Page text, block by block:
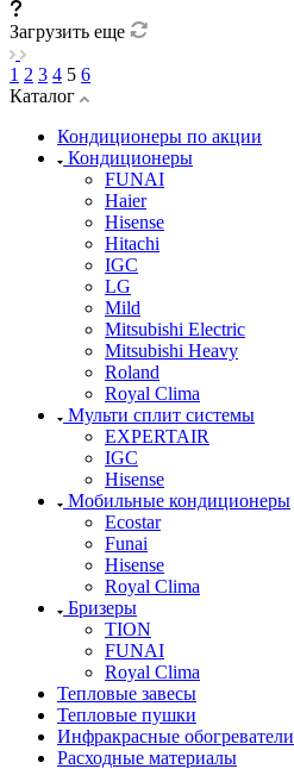
Загрузить еще
1 2 3 4 5 6
Каталог
Кондиционеры по акции
Кондиционеры
FUNAI
Haier
Hisense
Hitachi
IGC
LG
Mild
Mitsubishi Electric
Mitsubishi Heavy
Roland
Royal Clima
Мульти сплит системы
EXPERTAIR
IGC
Hisense
Мобильные кондиционеры
Ecostar
Funai
Hisense
Royal Clima
Бризеры
TION
FUNAI
Royal Clima
Тепловые завесы
Тепловые пушки
Инфракрасные обогреватели
Расходные материалы